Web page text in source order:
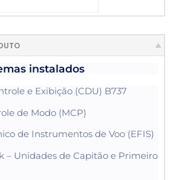
instalados
e Exibição (CDU) B737
de Modo (MCP)
de Instrumentos de Voo (EFIS)
– Unidades de Capitão e Primeiro